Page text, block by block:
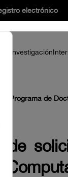
electrónico
Investigación
Programa de
de